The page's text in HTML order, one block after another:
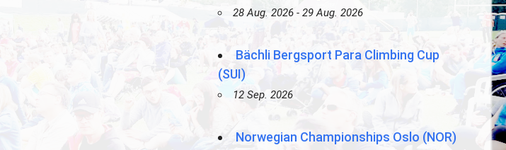
28 Aug. 2026 - 29 Aug. 2026
Bächli Bergsport Para Climbing Cup
(SUI)
12 Sep. 2026
Norwegian Championships Oslo (NOR)